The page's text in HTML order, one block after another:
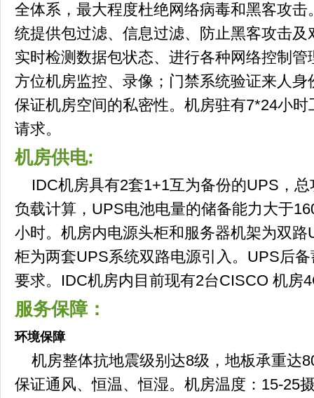
全体系，最大程度杜绝网络病毒和黑客攻
统提供包过滤、信息过滤、防止黑客攻击
实时检测数据包状态、进行各种网络控制
方位机房监控、录像；门禁系统验证来人
保证机房空间的私密性。机房驻有7*24小
请求。
机房供电:
IDC机房具有2套1+1互为备份的UPS，总
负载计算，UPS电池电量的储备能力大于
小时。机房内电源头柜和服务器机架为双
柜为两套UPS系统双路电源引入。UPS后
要求。IDC机房内目前现有2台CISCO 机房
服务保障：
环境保障
机房整体抗地震级别达8级，地板承重达
保证通风、恒温、恒湿。机房温度：15-25